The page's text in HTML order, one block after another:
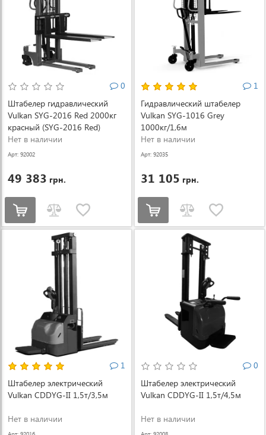
0
Штабелер гидравлический
Vulkan SYG-2016 Red 2000кг
красный (SYG-2016 Red)
Нет в наличии
Арт: 92002
49 383 грн.
1
Гидравлический штабелер
Vulkan SYG-1016 Grey
1000кг/1,6м
Нет в наличии
Арт: 92035
31 105 грн.
1
Штабелер электрический
Vulkan CDDYG-II 1,5т/3,5м
Нет в наличии
0
Штабелер электрический
Vulkan CDDYG-II 1,5т/4,5м
Нет в наличии